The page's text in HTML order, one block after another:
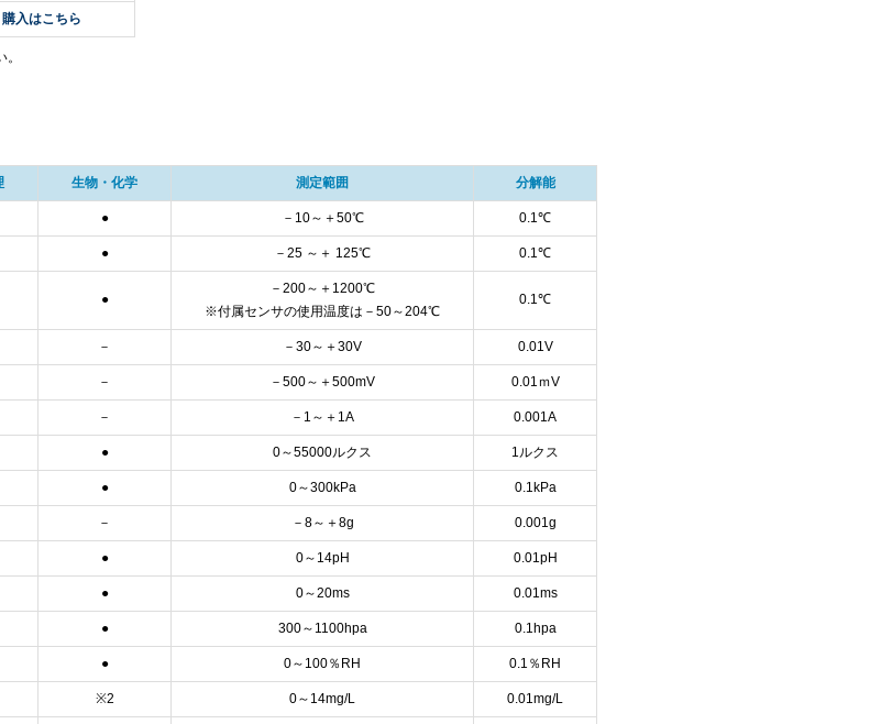
購入はこちら
生物・化学 測定範囲 分解能
● －10～＋50℃ 0.1℃
● －25 ～＋ 125℃ 0.1℃
●
－200～＋1200℃
※付属センサの使用温度は－50～204℃
0.1℃
－ －30～＋30V 0.01V
－ －500～＋500mV 0.01ｍV
－ －1～＋1A 0.001A
● 0～55000ルクス 1ルクス
● 0～300kPa 0.1kPa
－ －8～＋8g 0.001g
● 0～14pH 0.01pH
● 0～20ms 0.01ms
● 300～1100hpa 0.1hpa
● 0～100％RH 0.1％RH
※2 0～14mg/L 0.01mg/L